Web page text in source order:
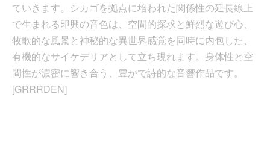
ていきます。シカゴを拠点に培われた関係性の延長線上
で生まれる即興の音色は、空間的探求と鮮烈な遊び心、
牧歌的な風景と神秘的な異世界感覚を同時に内包した、
有機的なサイケデリアとして立ち現れます。身体性と空
間性が濃密に響き合う、豊かで詩的な音響作品です。
[GRRRDEN]